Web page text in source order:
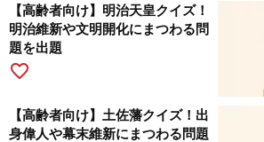
【高齢者向け】明治天皇クイズ！
明治維新や文明開化にまつわる問
題を出題
favorite_border
【高齢者向け】土佐藩クイズ！出
身偉人や幕末維新にまつわる問題